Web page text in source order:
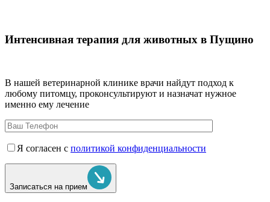
Интенсивная терапия для животных в Пущино
В нашей ветеринарной клинике врачи найдут подход к
любому питомцу, проконсультируют и назначат нужное
именно ему лечение
Я согласен с политикой конфиденциальности
Записаться на прием